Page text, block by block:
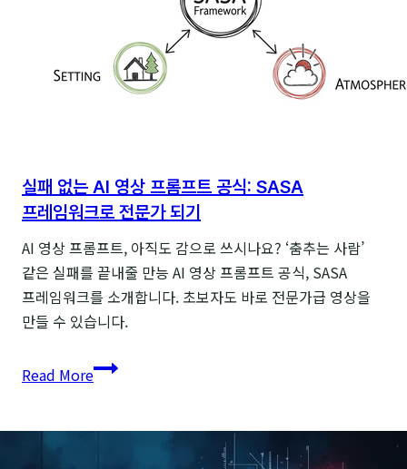
실패 없는 AI 영상 프롬프트 공식: SASA
프레임워크로 전문가 되기
AI 영상 프롬프트, 아직도 감으로 쓰시나요? ‘춤추는 사람’
같은 실패를 끝내줄 만능 AI 영상 프롬프트 공식, SASA
프레임워크를 소개합니다. 초보자도 바로 전문가급 영상을
만들 수 있습니다.
Read More실패